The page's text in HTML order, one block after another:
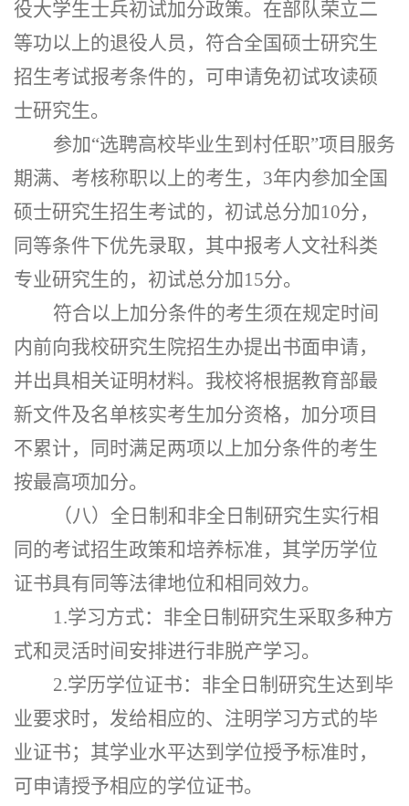
役大学生士兵初试加分政策。在部队荣立二
等功以上的退役人员，符合全国硕士研究生
招生考试报考条件的，可申请免初试攻读硕
士研究生。
参加“选聘高校毕业生到村任职”项目服务
期满、考核称职以上的考生，3年内参加全国
硕士研究生招生考试的，初试总分加10分，
同等条件下优先录取，其中报考人文社科类
专业研究生的，初试总分加15分。
符合以上加分条件的考生须在规定时间
内前向我校研究生院招生办提出书面申请，
并出具相关证明材料。我校将根据教育部最
新文件及名单核实考生加分资格，加分项目
不累计，同时满足两项以上加分条件的考生
按最高项加分。
（八）全日制和非全日制研究生实行相
同的考试招生政策和培养标准，其学历学位
证书具有同等法律地位和相同效力。
1.学习方式：非全日制研究生采取多种方
式和灵活时间安排进行非脱产学习。
2.学历学位证书：非全日制研究生达到毕
业要求时，发给相应的、注明学习方式的毕
业证书；其学业水平达到学位授予标准时，
可申请授予相应的学位证书。